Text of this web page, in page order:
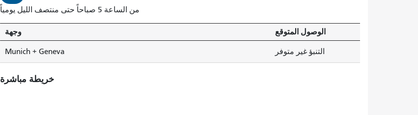
من الساعة 5 صباحاً حتى منتصف الليل يومياً
وجهة الوصول المتوقع
Munich + Geneva التنبؤ غير متوفر
خريطة مباشرة